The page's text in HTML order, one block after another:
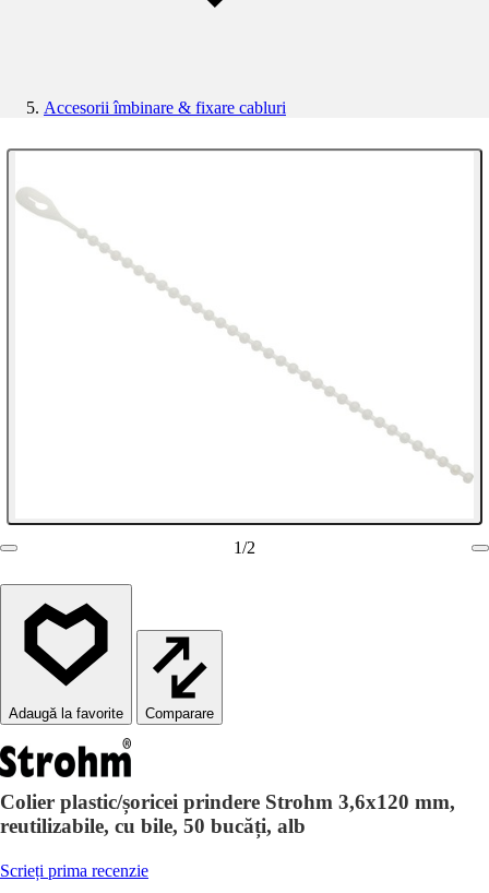
Accesorii îmbinare & fixare cabluri
1/2
Comparare
Colier plastic/șoricei prindere Strohm 3,6x120 mm,
reutilizabile, cu bile, 50 bucăți, alb
Scrieți prima recenzie